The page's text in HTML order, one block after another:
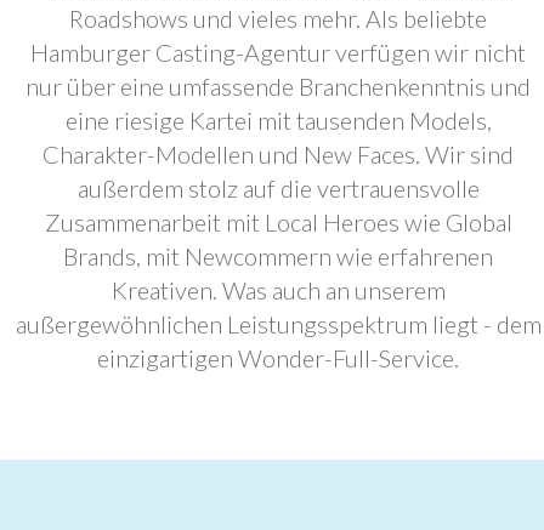
Roadshows und vieles mehr. Als beliebte
Hamburger Casting-Agentur verfügen wir nicht
nur über eine umfassende Branchenkenntnis und
eine riesige Kartei mit tausenden Models,
Charakter-Modellen und New Faces. Wir sind
außerdem stolz auf die vertrauensvolle
Zusammenarbeit mit Local Heroes wie Global
Brands, mit Newcommern wie erfahrenen
Kreativen. Was auch an unserem
außergewöhnlichen Leistungsspektrum liegt - dem
einzigartigen Wonder-Full-Service.